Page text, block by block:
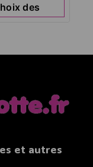
des
et autres